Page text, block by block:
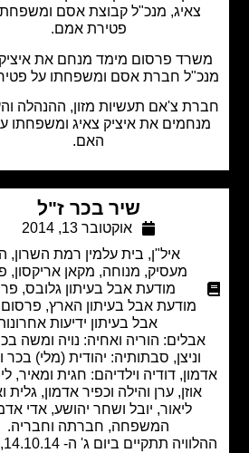
צאיג, מנכ"ל קבוצת אסם ומשפחתו על
פטירת אמם.
פרסום מימד מנחם את איציק צאיג,
חברת אסם ומשפחתו על פטירת אמו.
צ'אם תעשיות מזון, ההנהלה והעובדים
את איציק צאיג ומשפחתו על מות
שיר בכר ז"ל
אוקטובר 13, 2014
בית עלמין רמת השרון,הארץ
מנוחה, מקאן אריקסון ,פרסום
מודעת אבל בעיתון גלובס, פרסום
מודעת אבל בעיתון הארץ,פרסום מודעת
אבל בעיתון ידיעות אחרונות
הוריה ואחיה: נויה ומשה בכר, ים
וניצן, סבתותיה: יהודית (מלי) בכר וחנה
דודיה וילדיהם: חגית ומאיר, לירי ונטע
אוזן, ערן והילה וכפיר אדמון, גלית ואלון,
ליאור, יובל ושחר יהושע, אדי אדמון,
המשפחה, חברתה וחבריה.
ההלוויה תתקיים ביום ג' ה- 14.10.14, בשעה